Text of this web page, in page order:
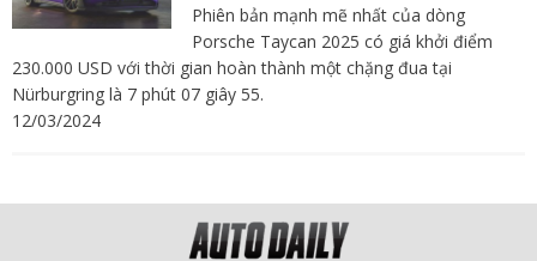
Phiên bản mạnh mẽ nhất của dòng
Porsche Taycan 2025 có giá khởi điểm
230.000 USD với thời gian hoàn thành một chặng đua tại
Nürburgring là 7 phút 07 giây 55.
12/03/2024